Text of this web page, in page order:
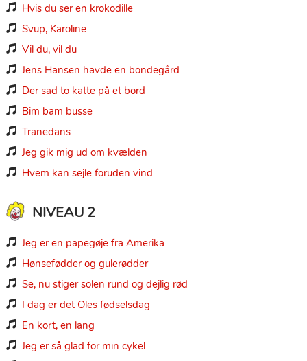
 Hvis du ser en krokodille
 Svup, Karoline
 Vil du, vil du
 Jens Hansen havde en bondegård
 Der sad to katte på et bord
 Bim bam busse
 Tranedans
 Jeg gik mig ud om kvælden
 Hvem kan sejle foruden vind
NIVEAU 2
 Jeg er en papegøje fra Amerika
 Hønsefødder og gulerødder
 Se, nu stiger solen rund og dejlig rød
 I dag er det Oles fødselsdag
 En kort, en lang
 Jeg er så glad for min cykel